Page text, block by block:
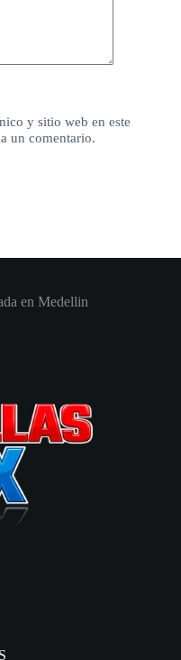
y sitio web en este
un comentario.
en Medellin